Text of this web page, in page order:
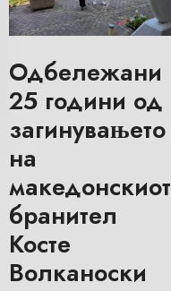
Одбележани
25 години од
загинувањето
на
македонскиот
бранител
Косте
Волканоски